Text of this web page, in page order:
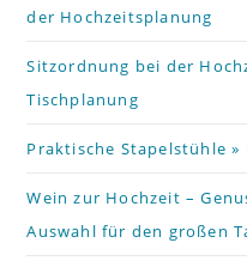
der Hochzeitsplanung
Sitzordnung bei der
Tischplanung
Praktische Stapelstühle
Wein zur Hochzeit –
Auswahl für den großen